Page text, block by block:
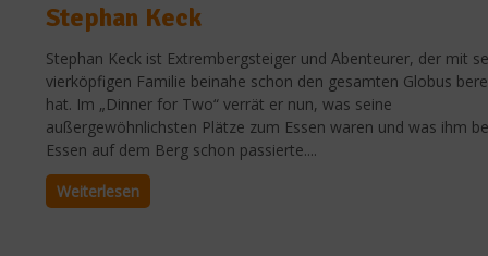
Stephan Keck
Stephan Keck ist Extrembergsteiger und Abenteurer, der mit
vierköpfigen Familie beinahe schon den gesamten Globus
hat. Im „Dinner for Two“ verrät er nun, was seine
außergewöhnlichsten Plätze zum Essen waren und was ihm
Essen auf dem Berg schon passierte....
Weiterlesen